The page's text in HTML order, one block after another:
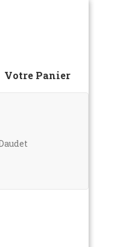
Votre Panier